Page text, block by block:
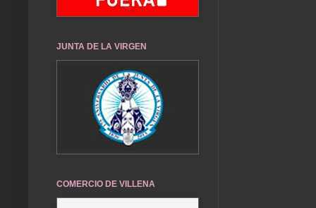
JUNTA DE LA VIRGEN
COMERCIO DE VILLENA